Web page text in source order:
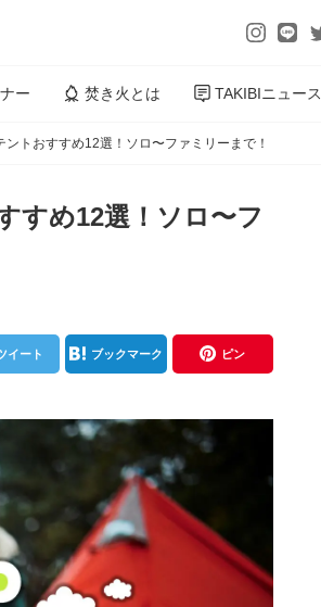
ー 焚き火とは TAKIBIニュース
ントおすすめ12選！ソロ〜ファミリーまで！
すめ12選！ソロ〜フ
イート ブックマーク ピン